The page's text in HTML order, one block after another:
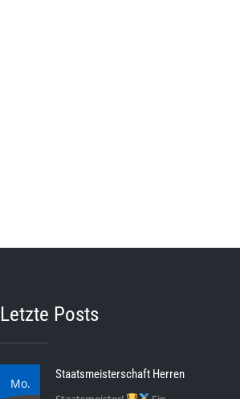
Letzte Posts
Mo.
Staatsmeisterschaft Herren